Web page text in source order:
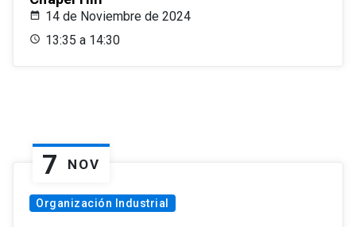
14 de Noviembre de 2024
13:35 a 14:30
7 NOV
Organización Industrial